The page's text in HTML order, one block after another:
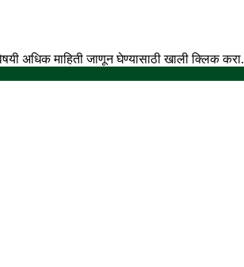
अधिक माहिती जाणून घेण्यासाठी खाली क्लिक करा.